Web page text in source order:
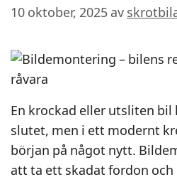
10 oktober, 2025 av
En krockad eller utsliten bil
slutet, men i ett modernt
början på något nytt.
att ta ett skadat fordon och